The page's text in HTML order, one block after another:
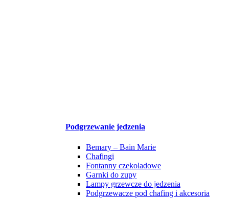
Podgrzewanie jedzenia
Bemary – Bain Marie
Chafingi
Fontanny czekoladowe
Garnki do zupy
Lampy grzewcze do jedzenia
Podgrzewacze pod chafing i akcesoria